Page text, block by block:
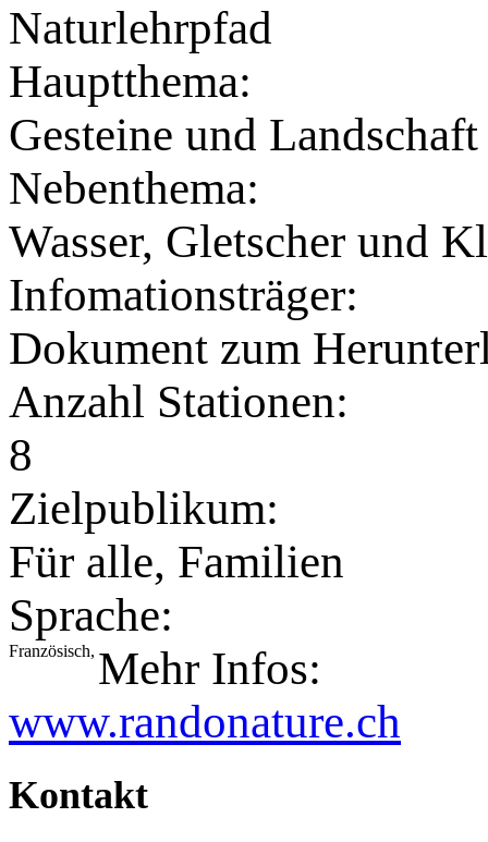
Naturlehrpfad
Hauptthema:
Gesteine und Landschaft
Nebenthema:
Wasser, Gletscher und
Infomationsträger:
Dokument zum
Anzahl Stationen:
8
Zielpublikum:
Für alle, Familien
Sprache:
Französisch, Mehr Infos:
www.randonature.ch
Kontakt